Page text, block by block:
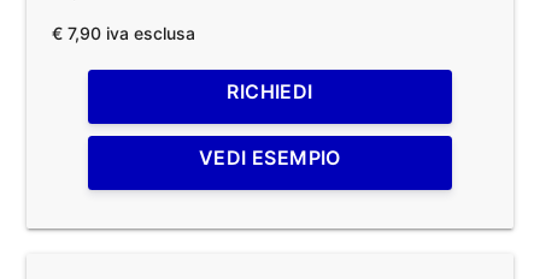
€ 7,90 iva esclusa
RICHIEDI
VEDI ESEMPIO